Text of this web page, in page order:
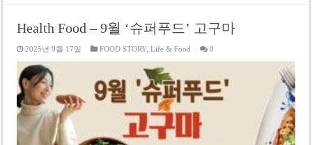
Health Food – 9월 ‘슈퍼푸드’ 고구마
2025년 9월 17일 FOOD STORY,Life & Food 0